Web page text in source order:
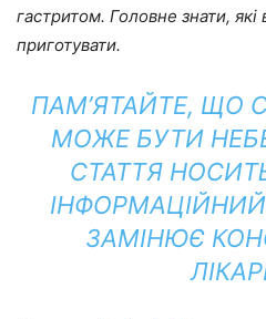
гастритом. Головне знати, які
приготувати.
ПАМ’ЯТАЙТЕ, ЩО
МОЖЕ БУТИ
СТАТТЯ
ІНФОРМАЦІЙНИЙ
ЗАМІНЮЄ